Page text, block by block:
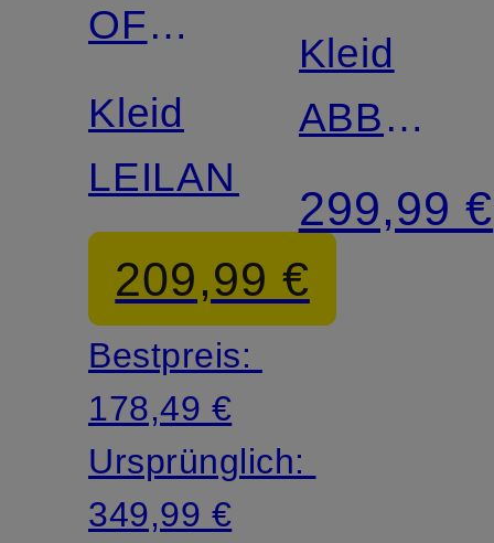
OF
SWEDEN
Kleid
LEILANI
209,99 €
Bestpreis:
178,49 €
Ursprünglich:
349,99 €
SWEDEN
Kleid
ABBEY
mit
Leinen
299,99 €